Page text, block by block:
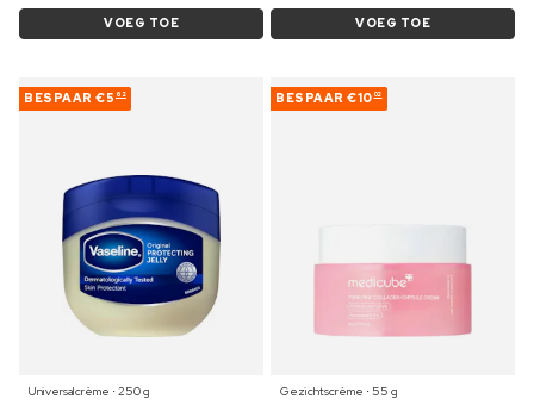
VOEG TOE VOEG TOE
BESPAAR €5 62
Universalcrème ⋅ 250 g
BESPAAR €10 02
Gezichtscrème ⋅ 55 g